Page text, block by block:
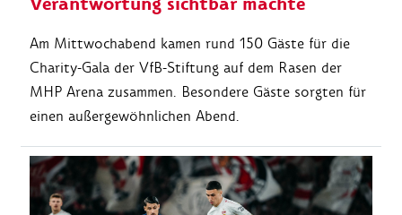
Am Mittwochabend kamen rund 150 Gäste für die
Charity-Gala der VfB-Stiftung auf dem Rasen der
MHP Arena zusammen. Besondere Gäste sorgten für
einen außergewöhnlichen Abend.